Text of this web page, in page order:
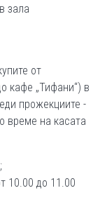
зала
от
кафе „Тифани“) в
прожекциите -
време на касата
10.00 до 11.00